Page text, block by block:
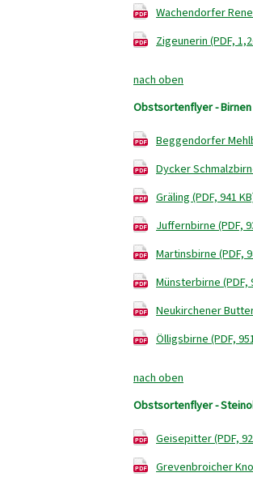
Wachendorfer
Zigeunerin (PDF,
nach oben
Obstsortenflyer - Birnen
Beggendorfer
Dycker
Gräling (PDF, 941
Juffernbirne (PDF,
Martinsbirne (PDF,
Münsterbirne (PDF,
Neukirchener
Ölligsbirne (PDF,
nach oben
Obstsortenflyer -
Geisepitter (PDF,
Grevenbroicher